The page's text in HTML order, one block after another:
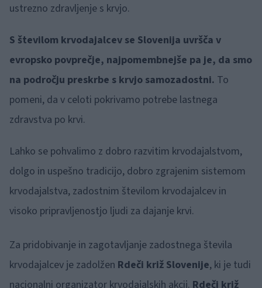
ustrezno zdravljenje s krvjo.
S številom krvodajalcev se Slovenija uvršča v
evropsko povprečje, najpomembnejše pa je, da smo
na področju preskrbe s krvjo samozadostni. To
pomeni, da v celoti pokrivamo potrebe lastnega
zdravstva po krvi.
Lahko se pohvalimo z dobro razvitim krvodajalstvom,
dolgo in uspešno tradicijo, dobro zgrajenim sistemom
krvodajalstva, zadostnim številom krvodajalcev in
visoko pripravljenostjo ljudi za dajanje krvi.
Za pridobivanje in zagotavljanje zadostnega števila
krvodajalcev je zadolžen Rdeči križ Slovenije, ki je tudi
nacionalni organizator krvodajalskih akcij. Rdeči križ